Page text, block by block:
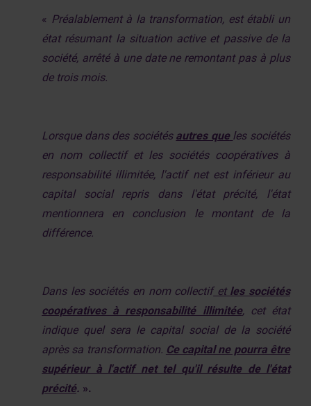
« Préalablement à la transformation, est établi un
état résumant la situation active et passive de la
société, arrêté à une date ne remontant pas à plus
de trois mois.
Lorsque dans des sociétés autres que les sociétés
en nom collectif et les sociétés coopératives à
responsabilité illimitée, l'actif net est inférieur au
capital social repris dans l'état précité, l'état
mentionnera en conclusion le montant de la
différence.
Dans les sociétés en nom collectifet les sociétés
coopératives à responsabilité illimitée, cet état
indique quel sera le capital social de la société
après sa transformation. Ce capital ne pourra être
supérieur à l'actif net tel qu'il résulte de l'état
précité. ».